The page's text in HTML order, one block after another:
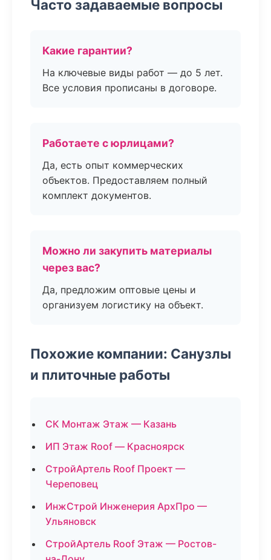
Часто задаваемые вопросы
Какие гарантии?
На ключевые виды работ — до 5 лет.
Все условия прописаны в договоре.
Работаете с юрлицами?
Да, есть опыт коммерческих
объектов. Предоставляем полный
комплект документов.
Можно ли закупить материалы
через вас?
Да, предложим оптовые цены и
организуем логистику на объект.
Похожие компании: Санузлы
и плиточные работы
СК Монтаж Этаж — Казань
ИП Этаж Roof — Красноярск
СтройАртель Roof Проект —
Череповец
ИнжСтрой Инженерия АрхПро —
Ульяновск
СтройАртель Roof Этаж — Ростов-